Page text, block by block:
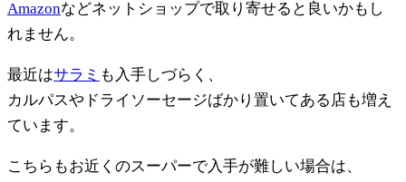
Amazonなどネットショップで取り寄せると良いかもし
れません。
最近はサラミ も入手しづらく、
カルパスやドライソーセージばかり置いてある店も増え
ています。
こちらもお近くのスーパーで入手が難しい場合は、